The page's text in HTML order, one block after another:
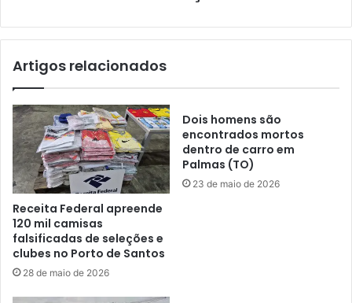
Artigos relacionados
Receita Federal apreende
120 mil camisas
falsificadas de seleções e
clubes no Porto de Santos
28 de maio de 2026
Dois homens são
encontrados mortos
dentro de carro em
Palmas (TO)
23 de maio de 2026